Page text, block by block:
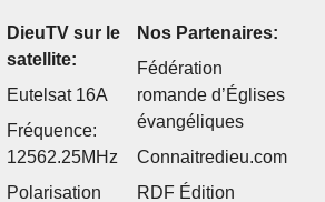
DieuTV sur le
satellite:
Eutelsat 16A
Fréquence:
12562.25MHz
Polarisation
Nos Partenaires:
Fédération
romande d’Églises
évangéliques
Connaitredieu.com
RDF Édition